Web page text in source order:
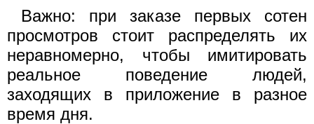
Важно: при заказе первых сотен
просмотров стоит распределять их
неравномерно, чтобы имитировать
реальное поведение людей,
заходящих в приложение в разное
время дня.